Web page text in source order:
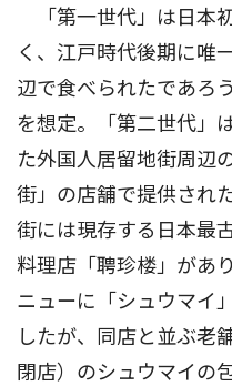
「第一世代」は日本
く、江戸時代後期に唯
辺で食べられたであろ
を想定。「第二世代」
た外国人居留地街周辺
街」の店舗で提供され
街には現存する日本最
料理店「聘珍楼」があ
ニューに「シュウマイ
したが、同店と並ぶ老
閉店）のシュウマイの